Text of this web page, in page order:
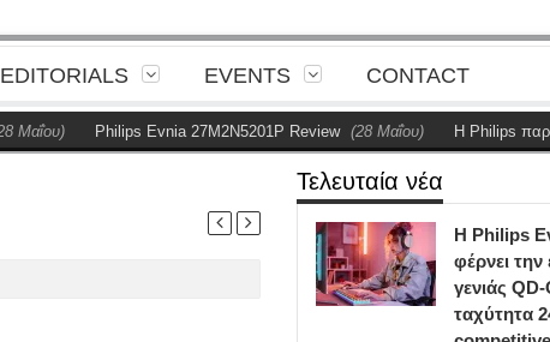
EDITORIALS EVENTS CONTACT
Philips Evnia 27M2N5201P Review (28 Μαΐου) Η Philips παρουσιάζει
Τελευταία νέα
Η Philips
φέρνει την
γενιάς
ταχύτητα